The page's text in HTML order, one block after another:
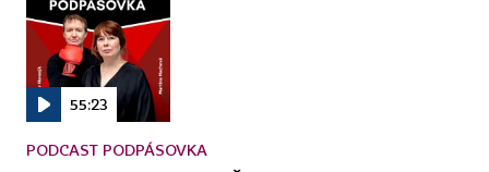
55:23
PODCAST PODPÁSOVKA